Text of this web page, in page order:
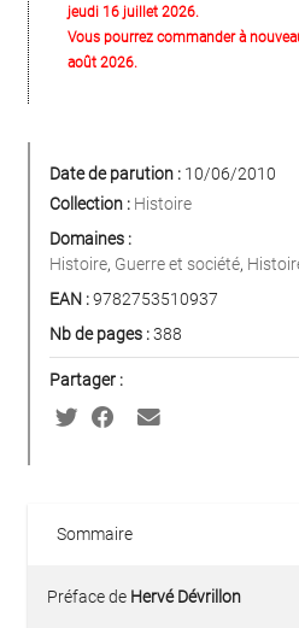
jeudi 16 juillet 2026.
Vous pourrez commander à
août 2026.
Date de parution : 10/06/2010
Collection : Histoire
Domaines :
Histoire, Guerre et société,
EAN :9782753510937
Nb de pages :388
Partager :
Sommaire
Préface de Hervé Dévrillon